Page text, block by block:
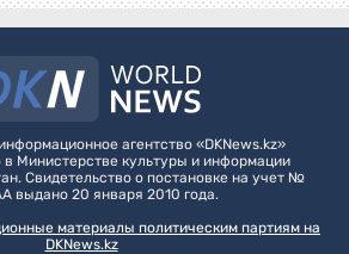
агентство «DKNews.kz»
в Министерстве культуры и информации
Свидетельство о постановке на учет №
выдано 20 января 2010 года.
материалы политическим партиям на
DKNews.kz